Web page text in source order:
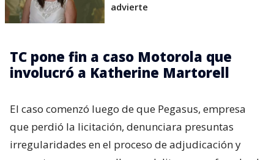
advierte
TC pone fin a caso Motorola que
involucró a Katherine Martorell
El caso comenzó luego de que Pegasus, empresa
que perdió la licitación, denunciara presuntas
irregularidades en el proceso de adjudicación y